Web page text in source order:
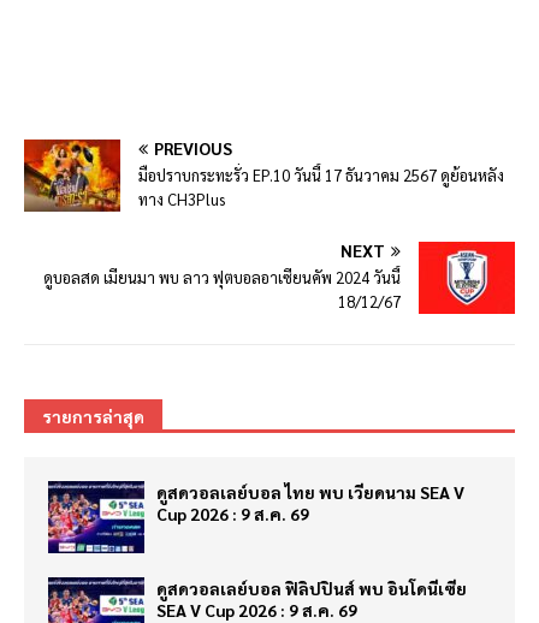
PREVIOUS
มือปราบกระทะรั่ว EP.10 วันนี้ 17 ธันวาคม 2567 ดูย้อนหลัง
ทาง CH3Plus
NEXT
ดูบอลสด เมียนมา พบ ลาว ฟุตบอลอาเซียนคัพ 2024 วันนี้
18/12/67
รายการล่าสุด
ดูสดวอลเลย์บอล ไทย พบ เวียดนาม SEA V
Cup 2026 : 9 ส.ค. 69
ดูสดวอลเลย์บอล ฟิลิปปินส์ พบ อินโดนีเซีย
SEA V Cup 2026 : 9 ส.ค. 69